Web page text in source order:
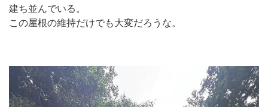
建ち並んでいる。
この屋根の維持だけでも大変だろうな。